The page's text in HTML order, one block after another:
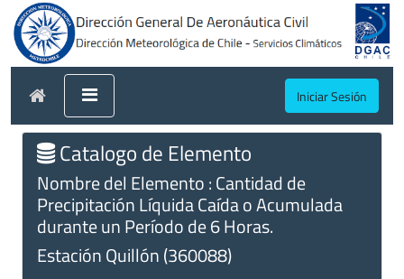
Iniciar Sesión
Catalogo de Elemento
Nombre del Elemento : Cantidad de
Precipitación Líquida Caída o Acumulada
durante un Período de 6 Horas.
Estación Quillón (360088)